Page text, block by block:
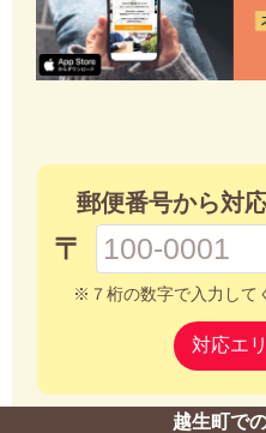
郵便番号から対
〒
※７桁の数字で入力して
対応エ
越生町で